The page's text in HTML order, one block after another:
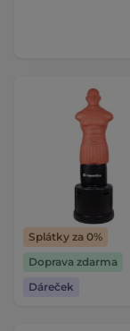
Splátky za 0%
Doprava zdarma
Dáreček